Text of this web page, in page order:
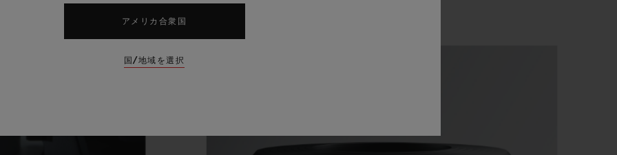
アメリカ合衆国
国/地域を選択